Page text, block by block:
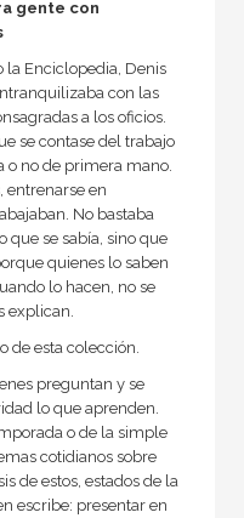
gente con
la Enciclopedia, Denis
con las
a los oficios.
se contase del trabajo
o no de primera mano.
entrenarse en
No bastaba
que se sabía, sino que
quienes lo saben
lo hacen, no se
explican.
de esta colección.
preguntan y se
lo que aprenden.
o de la simple
cotidianos sobre
de estos, estados de la
escribe: presentar en